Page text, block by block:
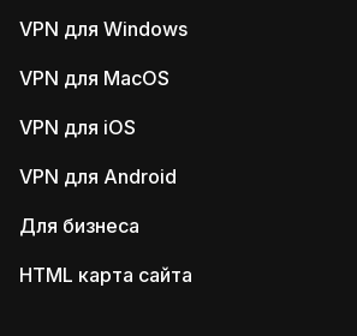
VPN для Windows
VPN для MacOS
VPN для iOS
VPN для Android
Для бизнеса
HTML карта сайта